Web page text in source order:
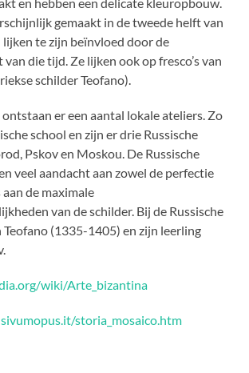
gemaakt in de tweede helft van
lijken te zijn beïnvloed door de
die tijd. Ze lijken ook op fresco’s van
schilder Teofano).
er een aantal lokale ateliers. Zo
school en zijn er drie Russische
Pskov en Moskou. De Russische
veel aandacht aan zowel de perfectie
de maximale
van de schilder. Bij de Russische
(1335-1405) en zijn leerling
wiki/Arte_bizantina
storia_mosaico.htm